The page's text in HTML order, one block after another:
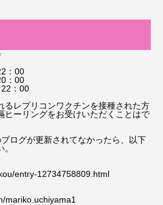
：00
：00
：00
るレプリコンワクチンを接種された方
ヒーリングをお受けいただくことはで
ログが更新されてなかったら、以下
entry-12734758809.html
mariko.uchiyama1